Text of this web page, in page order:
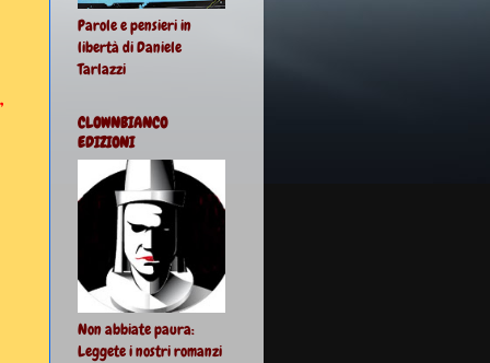
Parole e pensieri in
libertà di Daniele
Tarlazzi
CLOWNBIANCO
EDIZIONI
Non abbiate paura:
Leggete i nostri romanzi